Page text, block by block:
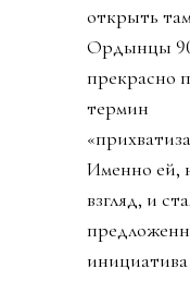
открыть
Ордынцы
прекрасно
термин
Именно ей,
взгляд, и
инициатива